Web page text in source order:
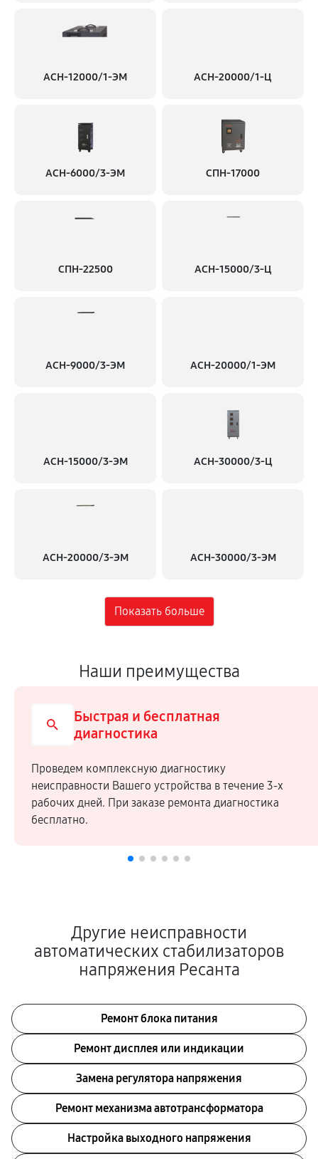
АСН-12000/1-ЭМ АСН-20000/1-Ц
АСН-6000/3-ЭМ СПН-17000
СПН-22500 АСН-15000/3-Ц
АСН-9000/3-ЭМ АСН-20000/1-ЭМ
АСН-15000/3-ЭМ АСН-30000/3-Ц
АСН-20000/3-ЭМ АСН-30000/3-ЭМ
Наши преимущества
Быстрая и бесплатная
диагностика
Проведем комплексную диагностику
неисправности Вашего устройства в течение 3-х
рабочих дней. При заказе ремонта диагностика
бесплатно.
Другие неисправности
автоматических стабилизаторов
напряжения Ресанта
Ремонт блока питания
Ремонт дисплея или индикации
Замена регулятора напряжения
Ремонт механизма автотрансформатора
Настройка выходного напряжения